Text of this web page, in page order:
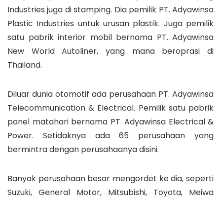
Industries juga di stamping. Dia pemilik PT. Adyawinsa
Plastic Industries untuk urusan plastik. Juga pemilik
satu pabrik interior mobil bernama PT. Adyawinsa
New World Autoliner, yang mana beroprasi di
Thailand.
Diluar dunia otomotif ada perusahaan PT. Adyawinsa
Telecommunication & Electrical. Pemilik satu pabrik
panel matahari bernama PT. Adyawinsa Electrical &
Power. Setidaknya ada 65 perusahaan yang
bermintra dengan perusahaanya disini.
Banyak perusahaan besar mengordet ke dia, seperti
Suzuki, General Motor, Mitsubishi, Toyota, Meiwa